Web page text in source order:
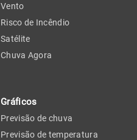
Vento
Risco de Incêndio
Satélite
Chuva Agora
Gráficos
Previsão de chuva
Previsão de temperatura